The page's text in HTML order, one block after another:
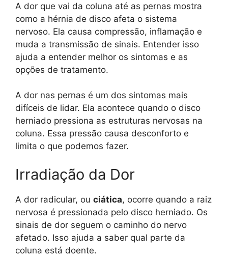
A dor que vai da coluna até as pernas mostra
como a hérnia de disco afeta o sistema
nervoso. Ela causa compressão, inflamação e
muda a transmissão de sinais. Entender isso
ajuda a entender melhor os sintomas e as
opções de tratamento.
A dor nas pernas é um dos sintomas mais
difíceis de lidar. Ela acontece quando o disco
herniado pressiona as estruturas nervosas na
coluna. Essa pressão causa desconforto e
limita o que podemos fazer.
Irradiação da Dor
A dor radicular, ou ciática, ocorre quando a raiz
nervosa é pressionada pelo disco herniado. Os
sinais de dor seguem o caminho do nervo
afetado. Isso ajuda a saber qual parte da
coluna está doente.